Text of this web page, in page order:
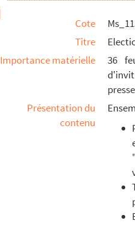
Cote
Titre
Importance matérielle
36
Présentation du
contenu